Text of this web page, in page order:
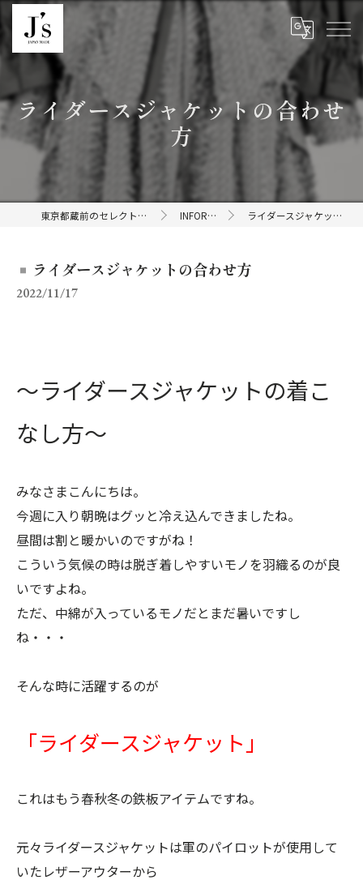
ライダースジャケットの合わせ
方
東京都蔵前のセレクトショップならJ's INFORMATION ライダースジャケットの合わせ方
ライダースジャケットの合わせ方
2022/11/17
〜ライダースジャケットの着こ
なし方〜
みなさまこんにちは。
今週に入り朝晩はグッと冷え込んできましたね。
昼間は割と暖かいのですがね！
こういう気候の時は脱ぎ着しやすいモノを羽織るのが良
いですよね。
ただ、中綿が入っているモノだとまだ暑いですし
ね・・・
そんな時に活躍するのが
「ライダースジャケット」
これはもう春秋冬の鉄板アイテムですね。
元々ライダースジャケットは軍のパイロットが使用して
いたレザーアウターから